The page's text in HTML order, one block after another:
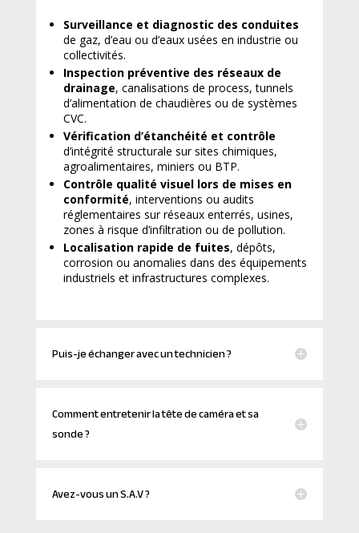
Surveillance et diagnostic des conduites
de gaz, d’eau ou d’eaux usées en industrie ou
collectivités.
Inspection préventive des réseaux de
drainage, canalisations de process, tunnels
d’alimentation de chaudières ou de systèmes
CVC.
Vérification d’étanchéité et contrôle
d’intégrité structurale sur sites chimiques,
agroalimentaires, miniers ou BTP.
Contrôle qualité visuel lors de mises en
conformité, interventions ou audits
réglementaires sur réseaux enterrés, usines,
zones à risque d’infiltration ou de pollution.
Localisation rapide de fuites, dépôts,
corrosion ou anomalies dans des équipements
industriels et infrastructures complexes.
Puis-je échanger avec un technicien ?
Comment entretenir la tête de caméra et sa
sonde ?
Avez-vous un S.A.V ?